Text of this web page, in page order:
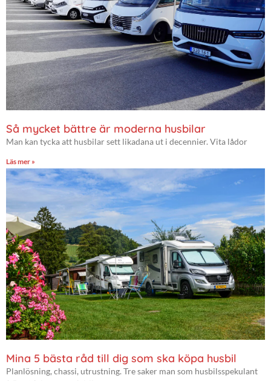
Så mycket bättre är moderna husbilar
Man kan tycka att husbilar sett likadana ut i decennier. Vita lådor
Läs mer »
Mina 5 bästa råd till dig som ska köpa husbil
Planlösning, chassi, utrustning. Tre saker man som husbilsspekulant